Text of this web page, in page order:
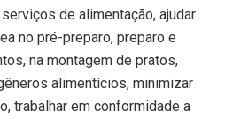
de alimentação, ajudar
no pré-preparo, preparo e
na montagem de pratos,
alimentícios, minimizar
trabalhar em conformidade a